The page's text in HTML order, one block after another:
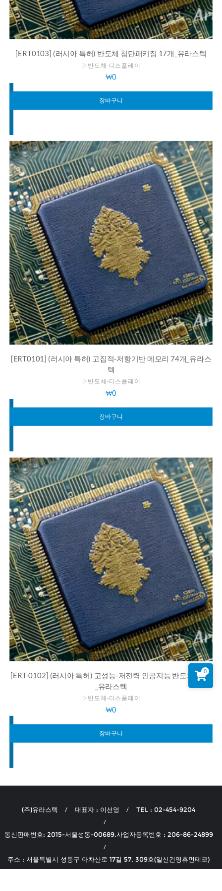
[ERT0103] (러시아 특허) 반도체 첨단패키징 17개_유라스텍
▷반도체-디스플레이
₩0
장바구니
[ERT0101] (러시아 특허) 고집적-저항기반 메모리 74개_유라스
텍
▷반도체-디스플레이
₩0
장바구니
[ERT-0102] (러시아 특허) 고성능-저전력 인공지능 반도체 90개
_유라스텍
▷반도체-디스플레이
₩0
장바구니
(주)유라스텍 대표자 : 이선영 TEL : 02-454-9204
통신판매번호: 2015-서울성동-00689.사업자등록번호 : 206-86-24899
주소 : 서울특별시 성동구 아차산로 17길 57, 309호(일신건영휴먼테코)
0